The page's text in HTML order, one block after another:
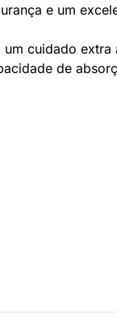
e um
cuidado extra
de